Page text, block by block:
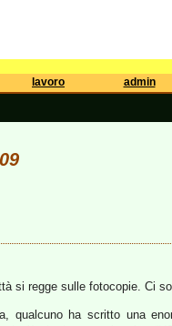
lavoro admin
si regge sulle fotocopie. Ci
qualcuno ha scritto una